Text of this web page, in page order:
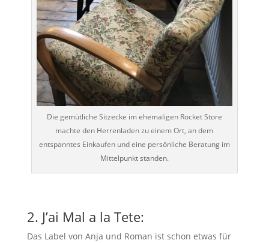
Die gemütliche Sitzecke im ehemaligen Rocket Store
machte den Herrenladen zu einem Ort, an dem
entspanntes Einkaufen und eine persönliche Beratung im
Mittelpunkt standen.
2. J’ai Mal a la Tete:
Das Label von Anja und Roman ist schon etwas für